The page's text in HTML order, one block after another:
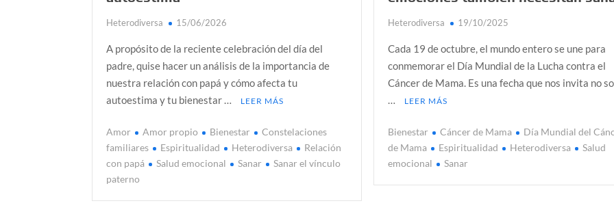
Heterodiversa 15/06/2026
A propósito de la reciente celebración del día del
padre, quise hacer un análisis de la importancia de
nuestra relación con papá y cómo afecta tu
autoestima y tu bienestar …
LEER MÁS
Amor Amor propio Bienestar
Constelaciones
familiares
Espiritualidad Heterodiversa
Relación
con papá
Salud emocional Sanar
Sanar el vínculo
paterno
Heterodiversa 19/10/2025
Cada 19 de octubre, el mundo entero se une para
conmemorar el Día Mundial de la Lucha contra el
Cáncer de Mama. Es una fecha que nos invita no
…
LEER MÁS
Bienestar Cáncer de Mama
Día Mundial del
de Mama
Espiritualidad Heterodiversa
Salud
emocional
Sanar